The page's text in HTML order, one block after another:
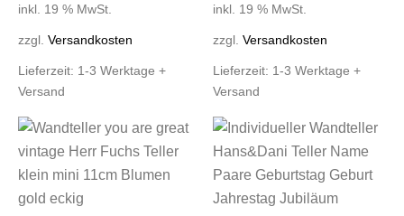
inkl. 19 % MwSt.
zzgl.Versandkosten
Lieferzeit: 1-3 Werktage +
Versand
inkl. 19 % MwSt.
zzgl. Versandkosten
Lieferzeit: 1-3 Werktage +
Versand